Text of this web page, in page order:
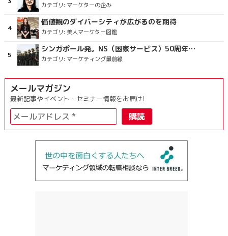
カテゴリ: マーケターの企み
価値観のダイバーシティが広がるのを期待
カテゴリ: 美人マーケター図鑑
シンガポール発。NS（国家サービス）50周年を祝うラッピングバス＆マクドナルドの限定新商品
カテゴリ: マーケティング最前線
メールマガジン
最新記事やイベント・セミナー情報をお届け!